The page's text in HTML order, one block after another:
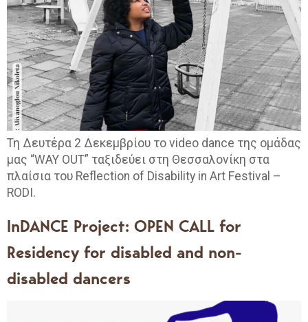
Τη Δευτέρα 2 Δεκεμβρίου το video dance της ομάδας
μας “WAY OUT” ταξιδεύει στη Θεσσαλονίκη στα
πλαίσια του Reflection of Disability in Art Festival –
RODI.
InDANCE Project: OPEN CALL for
Residency for disabled and non-
disabled dancers